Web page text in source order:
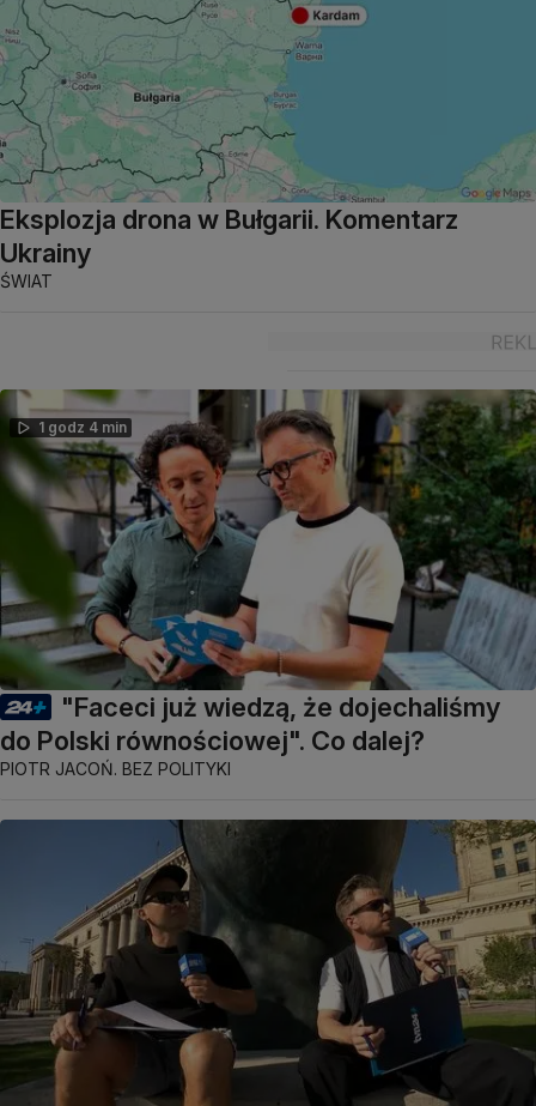
Eksplozja drona w Bułgarii. Komentarz
Ukrainy
ŚWIAT
1 godz 4 min
"Faceci już wiedzą, że dojechaliśmy
do Polski równościowej". Co dalej?
PIOTR JACOŃ. BEZ POLITYKI